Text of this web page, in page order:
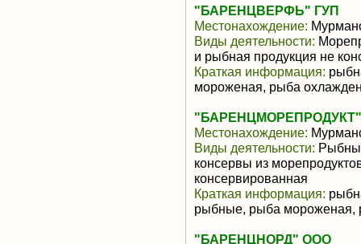
"БАРЕНЦВЕРФЬ" ГУП
Местонахождение:
Виды деятельности:
и рыбная продукция не
Краткая информация:
мороженая, рыба
Местонахождение:
Виды деятельности:
консервы из
консервированная
Краткая информация:
рыбные, рыба мороженая,
"БАРЕНЦНОРД" ООО